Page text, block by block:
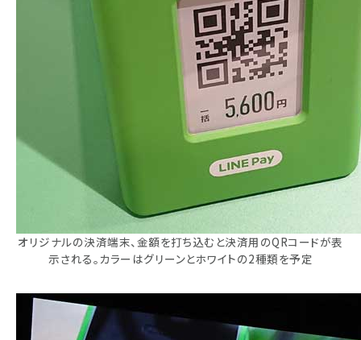
オリジナルの決済端末、金額を打ち込むと決済用のQRコードが表
示される。カラーはグリーンとホワイトの2種類を予定